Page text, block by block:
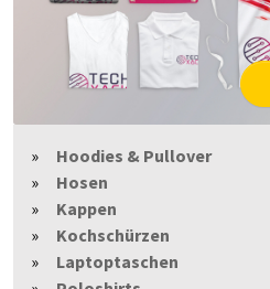
Hoodies & Pullover
Hosen
Kappen
Kochschürzen
Laptoptaschen